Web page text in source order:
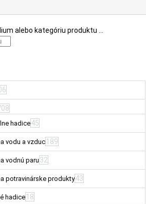
alebo kategóriu produktu …
hadice45
vodu a vzduc189
vodnú paru32
potravinárske produkty43
hadice 18